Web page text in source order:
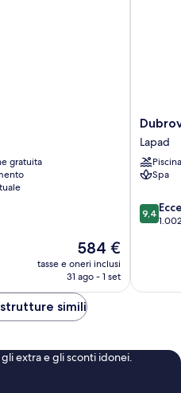
gratuita
Il
prezzo
attuale
584 €
584 €
tasse e oneri inclusi
31 ago - 1 set
Palace
Lapad
Lapad
Piscina
Spa
9.4
su
9,4
simili
extra e gli sconti idonei.